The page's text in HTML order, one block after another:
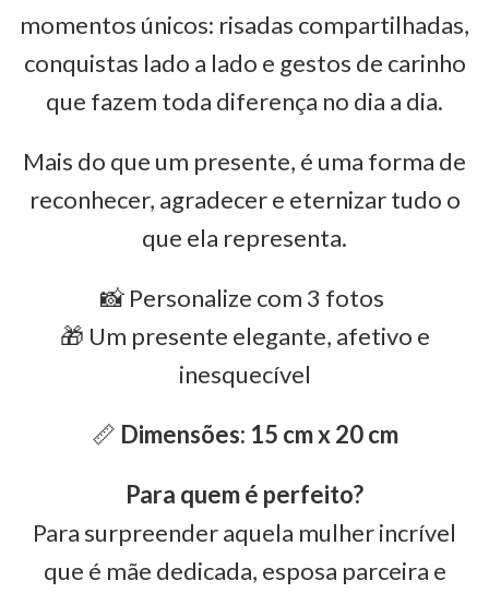
momentos únicos: risadas compartilhadas,
conquistas lado a lado e gestos de carinho
que fazem toda diferença no dia a dia.
Mais do que um presente, é uma forma de
reconhecer, agradecer e eternizar tudo o
que ela representa.
📸 Personalize com 3 fotos
🎁 Um presente elegante, afetivo e
inesquecível
📏 Dimensões: 15 cm x 20 cm
Para quem é perfeito?
Para surpreender aquela mulher incrível
que é mãe dedicada, esposa parceira e